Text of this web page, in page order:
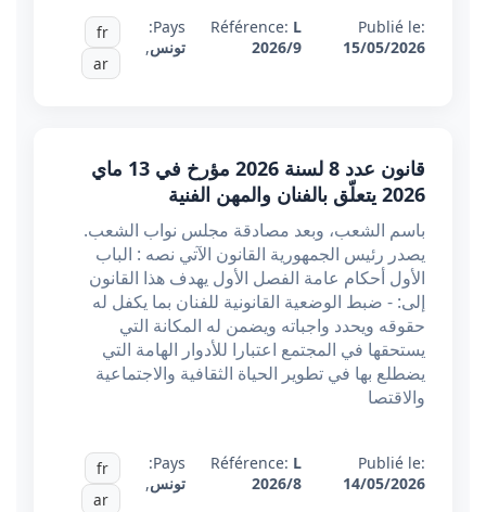
Publié le:
15/05/2026
Référence: L
2026/9
Pays:
تونس,
fr
ar
قانون عدد 8 لسنة 2026 مؤرخ في 13 ماي
2026 يتعلّق بالفنان والمهن الفنية
باسم الشعب، وبعد مصادقة مجلس نواب الشعب.
يصدر رئيس الجمهورية القانون الآتي نصه : الباب
الأول أحكام عامة الفصل الأول يهدف هذا القانون
إلى: - ضبط الوضعية القانونية للفنان بما يكفل له
حقوقه ويحدد واجباته ويضمن له المكانة التي
يستحقها في المجتمع اعتبارا للأدوار الهامة التي
يضطلع بها في تطوير الحياة الثقافية والاجتماعية
والاقتصا
Publié le:
14/05/2026
Référence: L
2026/8
Pays:
تونس,
fr
ar